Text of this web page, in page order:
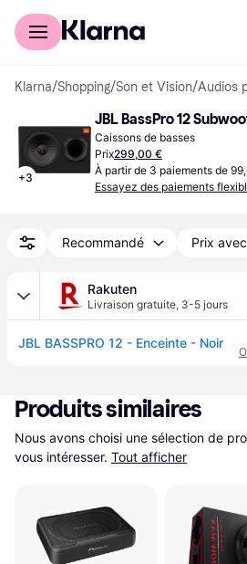
Acheter avec Klarna
Klarna/Shopping/Son et Vision/Audios
+3
JBL BassPro 12
Caissons de basses
Prix299,00 €
À partir de 3 paiements de
Essayez des paiements
Recommandé Prix
Rakuten
Livraison gratuite, 3-5 jours
JBL BASSPRO 12 - Enceinte - Noir
Produits similaires
Nous avons choisi une sélection de
vous intéresser. Tout afficher